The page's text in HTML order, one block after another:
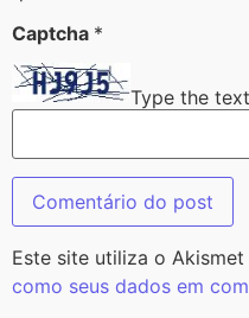
Captcha *
Type the
Este site utiliza o
como seus dados em